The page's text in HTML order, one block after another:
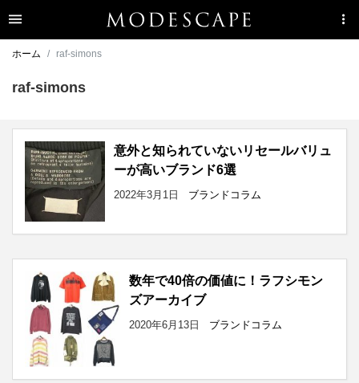
ホーム raf-simons
raf-simons
意外と知られていないリセールバリュ
ーが高いブランド6選
2022年3月1日 ブランドコラム
数年で40倍の価値に！ラフシモン
ズアーカイブ
2020年6月13日 ブランドコラム